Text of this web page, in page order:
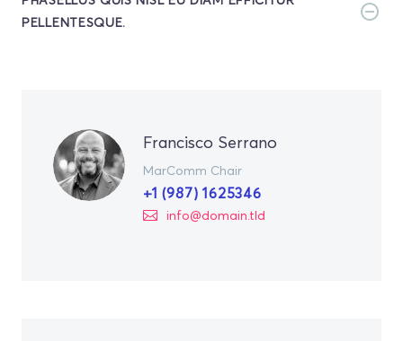
PELLENTESQUE.
Francisco Serrano
MarComm Chair
+1 (987) 1625346
info@domain.tld